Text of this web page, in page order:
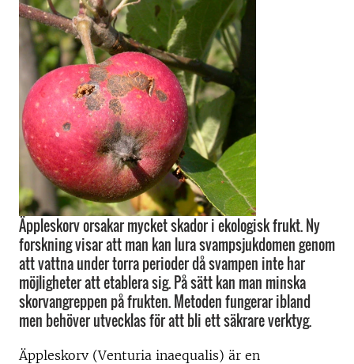
Äppleskorv orsakar mycket skador i ekologisk frukt. Ny
forskning visar att man kan lura svampsjukdomen genom
att vattna under torra perioder då svampen inte har
möjligheter att etablera sig. På sätt kan man minska
skorvangreppen på frukten. Metoden fungerar ibland
men behöver utvecklas för att bli ett säkrare verktyg.
Äppleskorv (Venturia inaequalis) är en